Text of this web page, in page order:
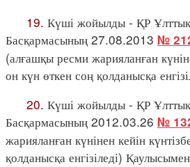
19. Күші жойылды - ҚР Ұлттық
Басқармасының 27.08.2013 №
(алғашқы ресми жарияланған
он күн өткен соң қолданысқа
20. Күші жойылды - ҚР
Басқармасының 2012.03.26 №
жарияланған күнінен кейін
қолданысқа енгізіледі)